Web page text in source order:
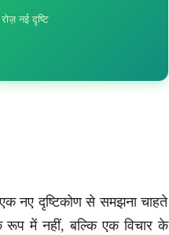
नई दृष्टि
नए दृष्टिकोण से समझना चाहते
में नहीं, बल्कि एक विचार के